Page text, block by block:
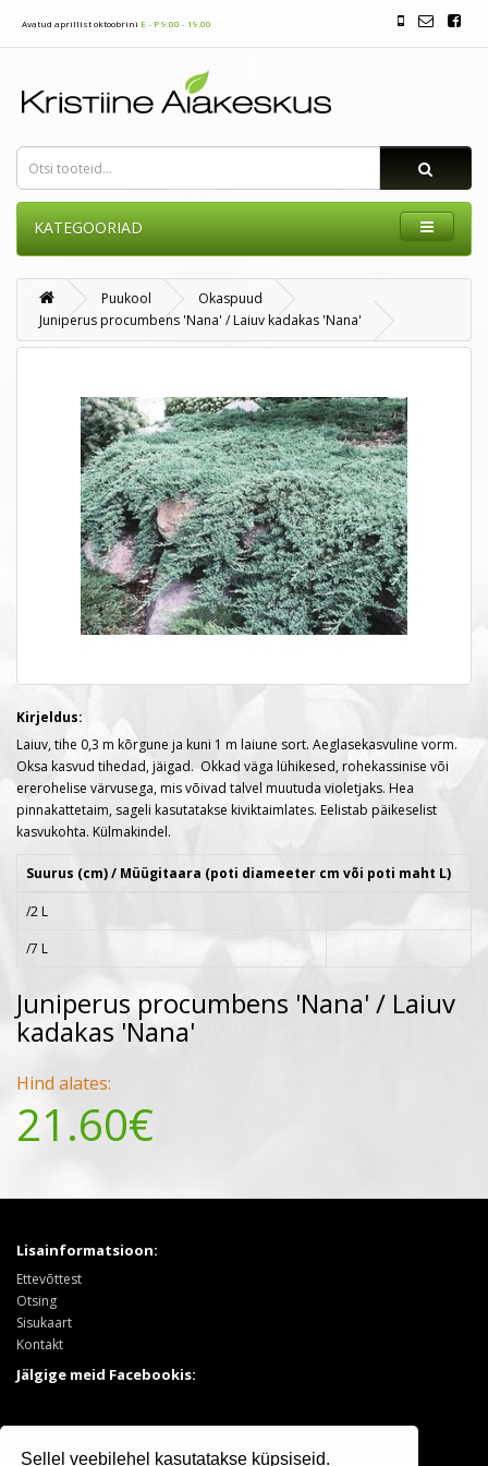
Sellel veebilehel kasutatakse küpsiseid.
Avatud aprillist oktoobrini E - P 9.00 - 19.00
KATEGOORIAD
Puukool
Okaspuud
Juniperus procumbens 'Nana' / Laiuv kadakas 'Nana'
Kirjeldus:
Laiuv, tihe 0,3 m kõrgune ja kuni 1 m laiune sort. Aeglasekasvuline vorm.
Oksa kasvud tihedad, jäigad. Okkad väga lühikesed, rohekassinise või
ererohelise värvusega, mis võivad talvel muutuda violetjaks. Hea
pinnakattetaim, sageli kasutatakse kiviktaimlates. Eelistab päikeselist
kasvukohta. Külmakindel.
Suurus (cm) / Müügitaara (poti diameeter cm või poti maht L)
/2 L
/7 L
Juniperus procumbens 'Nana' / Laiuv
kadakas 'Nana'
21.60€
Hind alates:
Lisainformatsioon:
Ettevõttest
Otsing
Sisukaart
Kontakt
Jälgige meid Facebookis:
Puukool